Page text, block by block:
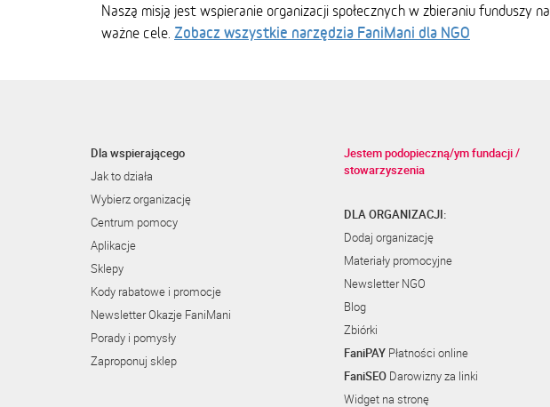
Naszą misją jest wspieranie organizacji społecznych w zbieraniu funduszy na
ważne cele. Zobacz wszystkie narzędzia FaniMani dla NGO
Dla wspierającego
Jak to działa
Wybierz organizację
Centrum pomocy
Aplikacje
Sklepy
Kody rabatowe i promocje
Newsletter Okazje FaniMani
Porady i pomysły
Zaproponuj sklep
Jestem podopieczną/ym fundacji /
stowarzyszenia
DLA ORGANIZACJI:
Dodaj organizację
Materiały promocyjne
Newsletter NGO
Blog
Zbiórki
FaniPAY Płatności online
FaniSEO Darowizny za linki
Widget na stronę